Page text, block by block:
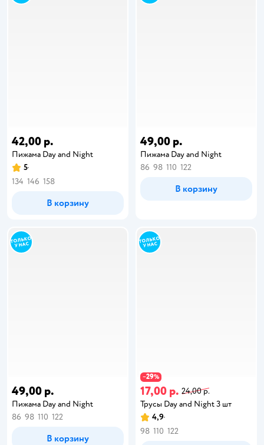
42,00 р.
Пижама Day and Night
5
134 146 158
В корзину
49,00 р.
Пижама Day and Night
86 98 110 122
В корзину
49,00 р.
Пижама Day and Night
86 98 110 122
В корзину
−29%
17,00 р. 24,00 р.
Трусы Day and Night 3 шт
4,9
98 110 122